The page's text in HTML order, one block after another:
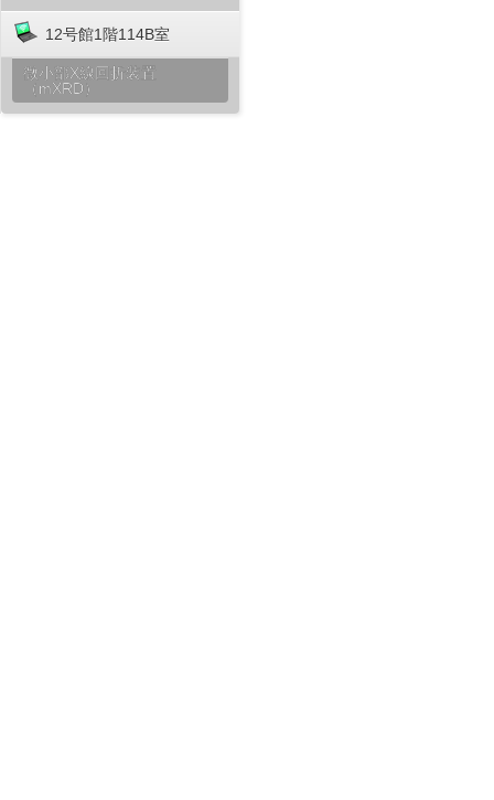
12号館1階114B室
微小部X線回折装置
（mXRD）